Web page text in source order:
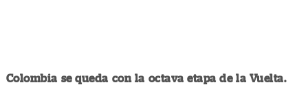
Colombia se queda con la octava etapa de la Vuelta.